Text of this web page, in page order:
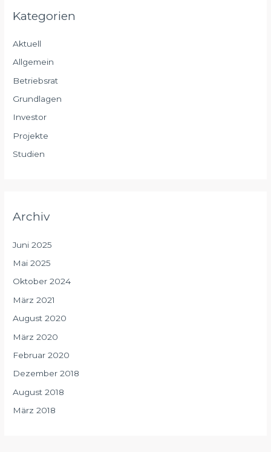
Kategorien
Aktuell
Allgemein
Betriebsrat
Grundlagen
Investor
Projekte
Studien
Archiv
Juni 2025
Mai 2025
Oktober 2024
März 2021
August 2020
März 2020
Februar 2020
Dezember 2018
August 2018
März 2018